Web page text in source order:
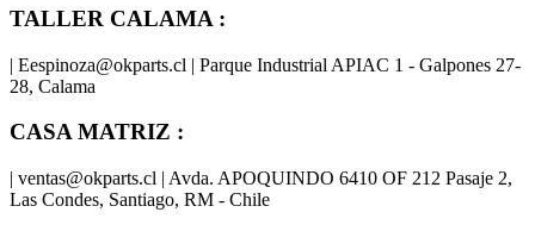
TALLER CALAMA :
| Eespinoza@okparts.cl | Parque Industrial APIAC 1 - Galpones 27-
28, Calama
CASA MATRIZ :
| ventas@okparts.cl | Avda. APOQUINDO 6410 OF 212 Pasaje 2,
Las Condes, Santiago, RM - Chile